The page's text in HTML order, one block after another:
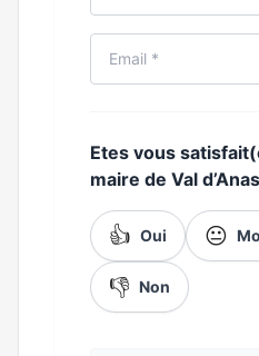
Etes vous
maire de Val
👍 Oui 😐
👎 Non